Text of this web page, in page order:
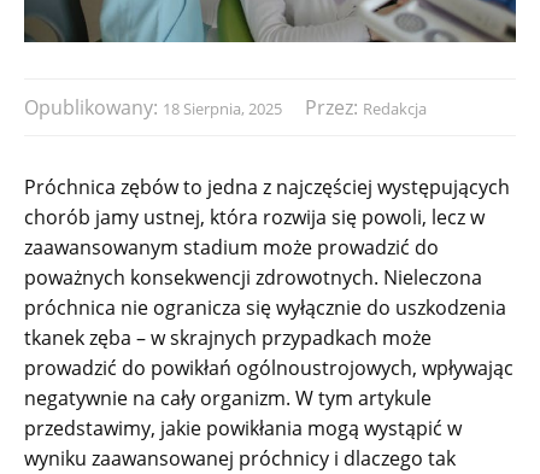
Opublikowany: 18 Sierpnia, 2025 Przez: Redakcja
Próchnica zębów to jedna z najczęściej występujących
chorób jamy ustnej, która rozwija się powoli, lecz w
zaawansowanym stadium może prowadzić do
poważnych konsekwencji zdrowotnych. Nieleczona
próchnica nie ogranicza się wyłącznie do uszkodzenia
tkanek zęba – w skrajnych przypadkach może
prowadzić do powikłań ogólnoustrojowych, wpływając
negatywnie na cały organizm. W tym artykule
przedstawimy, jakie powikłania mogą wystąpić w
wyniku zaawansowanej próchnicy i dlaczego tak